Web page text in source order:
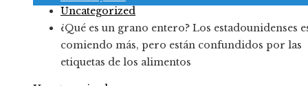
Uncategorized
¿Qué es un grano entero? Los estadounidenses
comiendo más, pero están confundidos por las
etiquetas de los alimentos